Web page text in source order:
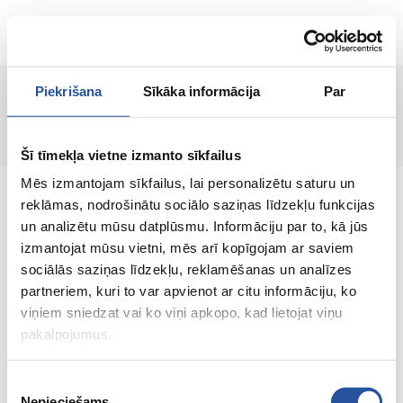
Piekrišana Sīkāka informācija Par
Šī tīmekļa vietne izmanto sīkfailus
Mēs izmantojam sīkfailus, lai personalizētu saturu un
reklāmas, nodrošinātu sociālo saziņas līdzekļu funkcijas
un analizētu mūsu datplūsmu. Informāciju par to, kā jūs
izmantojat mūsu vietni, mēs arī kopīgojam ar saviem
sociālās saziņas līdzekļu, reklamēšanas un analīzes
partneriem, kuri to var apvienot ar citu informāciju, ko
viņiem sniedzat vai ko viņi apkopo, kad lietojat viņu
pakalpojumus.
LT
Prekė nerasta!
Internetinė parduotuvė su palankiomis
kainomis ir kokybiškomis prekėmis, kurioje
klientų pasitenkinimas yra mūsų pagrindinė
vertybė.
Viskas Tavo namams ir sodui!